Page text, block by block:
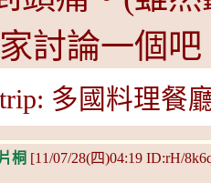
討論一個
多國料理餐
片桐 [11/07/28(四)04:19 ID:rH/